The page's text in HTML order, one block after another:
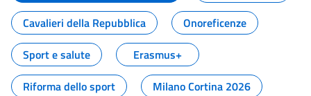
Cavalieri della Repubblica
Onoreficenze
Sport e salute
Erasmus+
Riforma dello sport
Milano Cortina 2026